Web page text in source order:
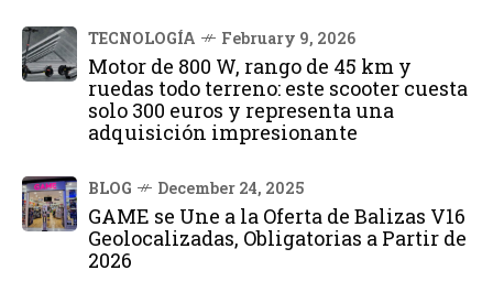
TECNOLOGÍA February 9, 2026
Motor de 800 W, rango de 45 km y
ruedas todo terreno: este scooter cuesta
solo 300 euros y representa una
adquisición impresionante
BLOG December 24, 2025
GAME se Une a la Oferta de Balizas V16
Geolocalizadas, Obligatorias a Partir de
2026